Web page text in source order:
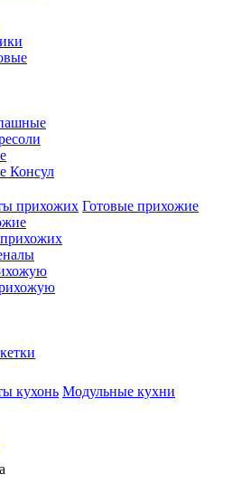
Консул
прихожих Готовые прихожие
кухонь Модульные кухни